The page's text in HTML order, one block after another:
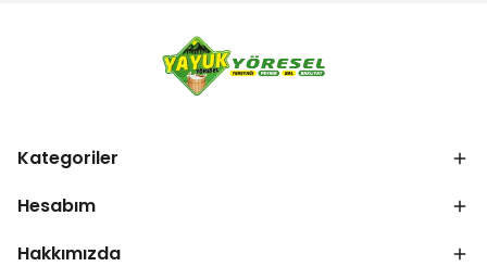
Kategoriler
Hesabım
Hakkımızda